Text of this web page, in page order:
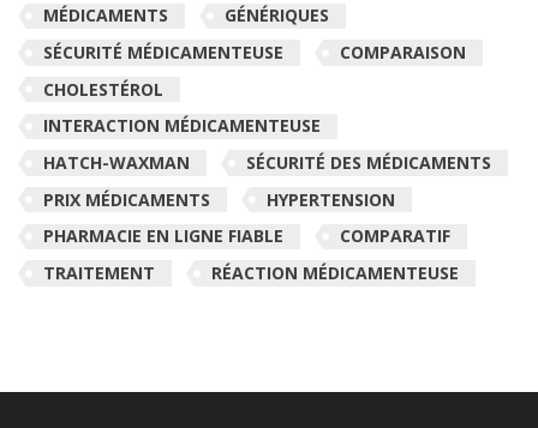
MÉDICAMENTS
GÉNÉRIQUES
SÉCURITÉ MÉDICAMENTEUSE
COMPARAISON
CHOLESTÉROL
INTERACTION MÉDICAMENTEUSE
HATCH-WAXMAN
SÉCURITÉ DES MÉDICAMENTS
PRIX MÉDICAMENTS
HYPERTENSION
PHARMACIE EN LIGNE FIABLE
COMPARATIF
TRAITEMENT
RÉACTION MÉDICAMENTEUSE